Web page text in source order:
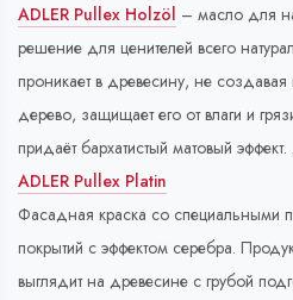
ADLER Pullex Holzöl – масло для
решение для ценителей всего
проникает в древесину, не создавая
дерево, защищает его от влаги и
придаёт бархатистый матовый
ADLER Pullex Platin
Фасадная краска со специальными
покрытий с эффектом серебра.
выглядит на древесине с грубой